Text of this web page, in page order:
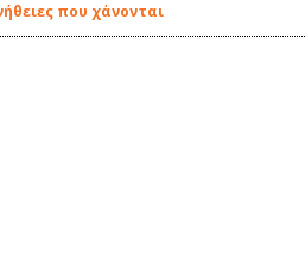
που χάνονται